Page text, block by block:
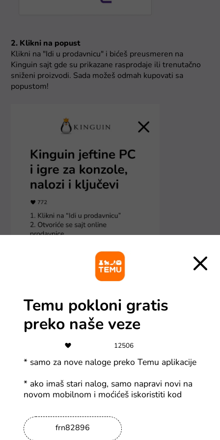
2. Klikni na popust
Klikni na "Idi u prodavnicu" i bićeš preusmeren na
Kinguin sajt gde su prikazane rasprodaje ili trenutačno
sniženi proizvodi. Sada možeš odmah kupovati sa
popustom!
Svi gejmeri koji uživaju u dobroj igrici prepoznaće
Temu pokloni gratis
preko naše veze
12506
* samo za nove naloge preko Temu aplikacije
* ako imaš stari nalog, samo napravi novi na
novom mobilnom i moćićeš iskoristiti kod
frn82896